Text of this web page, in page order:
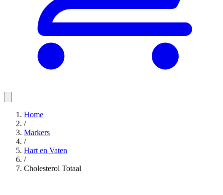
Home
/
Markers
/
Hart en Vaten
/
Cholesterol Totaal